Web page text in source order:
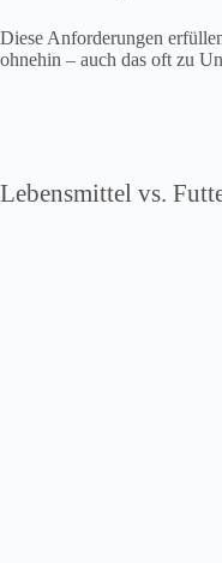
Diese Anforderungen
ohnehin – auch das oft zu
Lebensmittel vs.